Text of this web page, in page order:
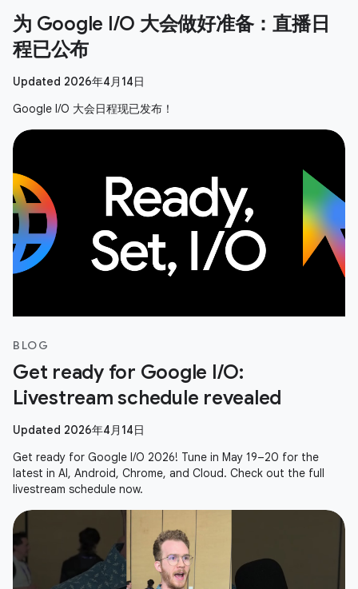
为 Google I/O 大会做好准备：直播日
程已公布
Updated 2026年4月14日
Google I/O 大会日程现已发布！
BLOG
Get ready for Google I/O:
Livestream schedule revealed
Updated 2026年4月14日
Get ready for Google I/O 2026! Tune in May 19–20 for the
latest in AI, Android, Chrome, and Cloud. Check out the full
livestream schedule now.